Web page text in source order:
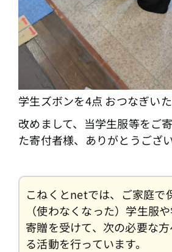
学生ズボンを4点 おつなぎいた
改めまして、当学生服等をご
た寄付者様、ありがとうござ
こねくとnetでは、ご家庭で
（使わなくなった）学生服
寄贈を受けて、次の必要な
る活動を行っています。